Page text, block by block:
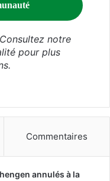
notre
pour plus
Commentaires
annulés à la